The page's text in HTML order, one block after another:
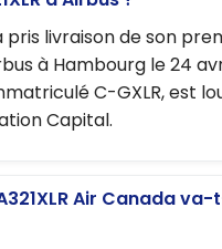
pris livraison de son
à Hambourg le 24
C-GXLR, est
Capital.
Air Canada